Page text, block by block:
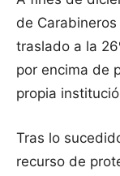
de
traslado a la
por encima de
propia
Tras lo
recurso de